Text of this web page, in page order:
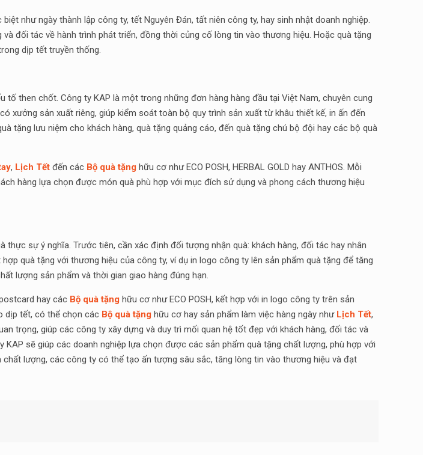
như ngày thành lập công ty, tết Nguyên Đán, tất niên công ty, hay sinh nhật doanh nghiệp.
đối tác về hành trình phát triển, đồng thời củng cố lòng tin vào thương hiệu. Hoặc quà tặng
dịp tết truyền thống.
tố then chốt. Công ty KAP là một trong những đơn hàng hàng đầu tại Việt Nam, chuyên cung
xưởng sản xuất riêng, giúp kiểm soát toàn bộ quy trình sản xuất từ khâu thiết kế, in ấn đến
tặng lưu niệm cho khách hàng, quà tặng quảng cáo, đến quà tặng chú bộ đội hay các bộ quà
, Lịch Tết đến các Bộ quà tặng hữu cơ như ECO POSH, HERBAL GOLD hay ANTHOS. Mỗi
hàng lựa chọn được món quà phù hợp với mục đích sử dụng và phong cách thương hiệu
thực sự ý nghĩa. Trước tiên, cần xác định đối tượng nhận quà: khách hàng, đối tác hay nhân
quà tặng với thương hiệu của công ty, ví dụ in logo công ty lên sản phẩm quà tặng để tăng
lượng sản phẩm và thời gian giao hàng đúng hạn.
hay các Bộ quà tặng hữu cơ như ECO POSH, kết hợp với in logo công ty trên sản
dịp tết, có thể chọn các Bộ quà tặng hữu cơ hay sản phẩm làm việc hàng ngày như Lịch Tết,
trọng, giúp các công ty xây dựng và duy trì mối quan hệ tốt đẹp với khách hàng, đối tác và
sẽ giúp các doanh nghiệp lựa chọn được các sản phẩm quà tặng chất lượng, phù hợp với
lượng, các công ty có thể tạo ấn tượng sâu sắc, tăng lòng tin vào thương hiệu và đạt